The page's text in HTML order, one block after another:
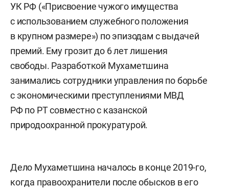
УК РФ («Присвоение чужого имущества
с использованием служебного положения
в крупном размере») по эпизодам с выдачей
премий. Ему грозит до 6 лет лишения
свободы. Разработкой Мухаметшина
занимались сотрудники управления по борьбе
с экономическими преступлениями МВД
РФ по РТ совместно с казанской
природоохранной прокуратурой.
Дело Мухаметшина началось в конце 2019-го,
когда правоохранители после обысков в его